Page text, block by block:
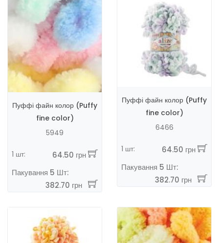
Пуффі файн колор (Puffy
fine color)
5949
1 шт:
64.50 грн
Пакування 5 Шт:
382.70 грн
Пуффі файн колор (Puffy
fine color)
6466
1 шт:
64.50 грн
Пакування 5 Шт:
382.70 грн